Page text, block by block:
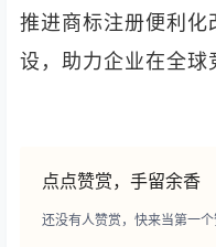
推进商标注册便利化
设，助力企业在全球
点点赞赏，手留余香
还没有人赞赏，快来当第一个